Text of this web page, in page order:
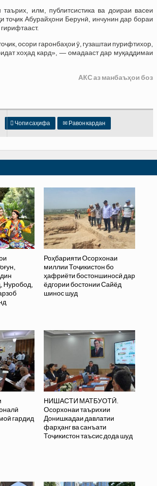
илм, публитсистика ва доираи васеи
тоҷик Абурайҳони Берунӣ, инчунин дар бораи
осори гаронбаҳои ӯ, гузаштаи пурифтихор,
хоҳад кард», — омадааст дар муқаддимаи
АКС аз манбаъҳои боз
 Чопи саҳифа ✉ Равон кардан
Нуробод,
Роҳбарияти Осорхонаи
миллии Тоҷикистон бо
ҳафриёти бостоншиносӣ дар
ёдгории бостонии Сайёд
шинос шуд
гардид
НИШАСТИ МАТБУОТӢ.
Осорхонаи таърихии
Донишкадаи давлатии
фарҳанг ва санъати
Тоҷикистон таъсис дода шуд